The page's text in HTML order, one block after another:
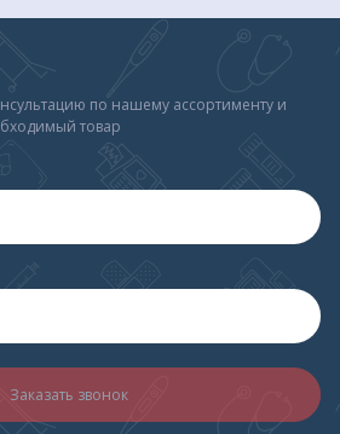
по нашему ассортименту и
товар
Заказать звонок